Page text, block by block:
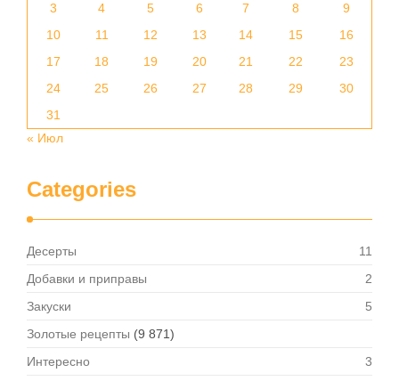
3
4 5 6 7 8
9
10
11 12 13 14 15
16
17
18 19 20 21 22
23
24
25 26 27 28 29
30
31
« Июл
Categories
Десерты
11
Добавки и приправы
2
Закуски
5
Золотые рецепты (9 871)
Интересно
3